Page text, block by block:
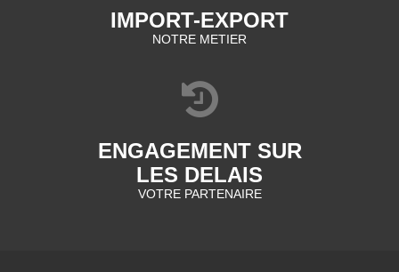
IMPORT-EXPORT
NOTRE METIER
ENGAGEMENT SUR
LES DELAIS
VOTRE PARTENAIRE